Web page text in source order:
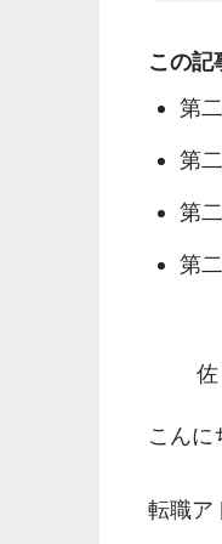
この記
第
第
第
第
こんに
転職ア